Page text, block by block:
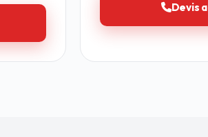
Devis